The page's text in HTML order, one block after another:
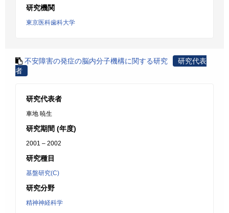
研究機関
東京医科歯科大学
不安障害の発症の脳内分子機構に関する研究
研究代表
者
研究代表者
車地 暁生
研究期間 (年度)
2001 – 2002
研究種目
基盤研究(C)
研究分野
精神神経科学